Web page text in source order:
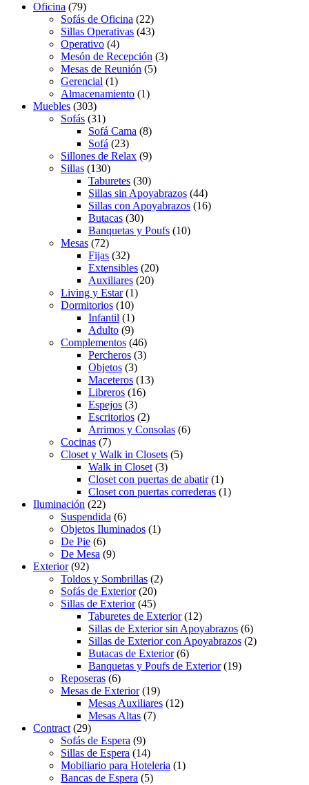
Oficina (79)
Sofás de Oficina (22)
Sillas Operativas (43)
Operativo (4)
Mesón de Recepción (3)
Mesas de Reunión (5)
Gerencial (1)
Almacenamiento (1)
Muebles (303)
Sofás (31)
Sofá Cama (8)
Sofá (23)
Sillones de Relax (9)
Sillas (130)
Taburetes (30)
Sillas sin Apoyabrazos (44)
Sillas con Apoyabrazos (16)
Butacas (30)
Banquetas y Poufs (10)
Mesas (72)
Fijas (32)
Extensibles (20)
Auxiliares (20)
Living y Estar(1)
Dormitorios (10)
Infantil (1)
Adulto (9)
Complementos (46)
Percheros (3)
Objetos (3)
Maceteros (13)
Libreros (16)
Espejos (3)
Escritorios (2)
Arrimos y Consolas (6)
Cocinas (7)
Closet y Walk in Closets (5)
Walk in Closet (3)
Closet con puertas de abatir(1)
Closet con puertas correderas (1)
Iluminación (22)
Suspendida (6)
Objetos Iluminados (1)
De Pie (6)
De Mesa (9)
Exterior(92)
Toldos y Sombrillas (2)
Sofás de Exterior(20)
Sillas de Exterior(45)
Taburetes de Exterior(12)
Sillas de Exterior sin Apoyabrazos (6)
Sillas de Exterior con Apoyabrazos (2)
Butacas de Exterior(6)
Banquetas y Poufs de Exterior(19)
Reposeras (6)
Mesas de Exterior(19)
Mesas Auxiliares (12)
Mesas Altas (7)
Contract (29)
Sofás de Espera (9)
Sillas de Espera (14)
Mobiliario para Hoteleria (1)
Bancas de Espera (5)